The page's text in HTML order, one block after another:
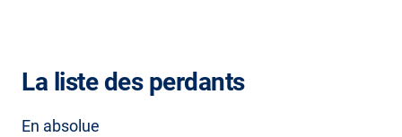
La liste des perdants
En absolue